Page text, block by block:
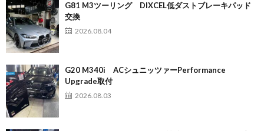
G81 M3ツーリング DIXCEL低ダストブレーキパッド
交換
2026.08.04
G20 M340i ACシュニッツァーPerformance
Upgrade取付
2026.08.03